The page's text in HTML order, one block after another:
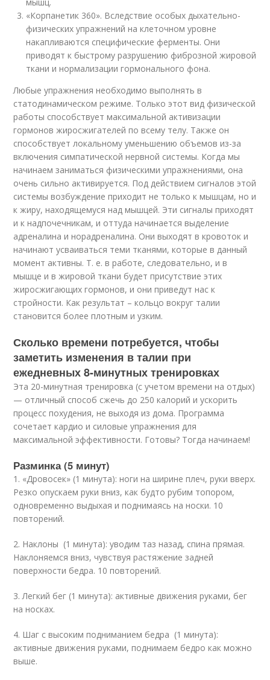
«Корпанетик 360». Вследствие особых дыхательно-
физических упражнений на клеточном уровне
накапливаются специфические ферменты. Они
приводят к быстрому разрушению фиброзной жировой
ткани и нормализации гормонального фона.
Любые упражнения необходимо выполнять в
статодинамическом режиме. Только этот вид физической
работы способствует максимальной активизации
гормонов жиросжигателей по всему телу. Также он
способствует локальному уменьшению объемов из-за
включения симпатической нервной системы. Когда мы
начинаем заниматься физическими упражнениями, она
очень сильно активируется. Под действием сигналов этой
системы возбуждение приходит не только к мышцам, но и
к жиру, находящемуся над мышцей. Эти сигналы приходят
и к надпочечникам, и оттуда начинается выделение
адреналина и норадреналина. Они выходят в кровоток и
начинают усваиваться теми тканями, которые в данный
момент активны. Т. е. в работе, следовательно, и в
мышце и в жировой ткани будет присутствие этих
жиросжигающих гормонов, и они приведут нас к
стройности. Как результат – кольцо вокруг талии
становится более плотным и узким.
Сколько времени потребуется, чтобы
заметить изменения в талии при
ежедневных 8-минутных тренировках
Эта 20-минутная тренировка (с учетом времени на отдых)
— отличный способ сжечь до 250 калорий и ускорить
процесс похудения, не выходя из дома. Программа
сочетает кардио и силовые упражнения для
максимальной эффективности. Готовы? Тогда начинаем!
Разминка (5 минут)
1. «Дровосек» (1 минута): ноги на ширине плеч, руки вверх.
Резко опускаем руки вниз, как будто рубим топором,
одновременно выдыхая и поднимаясь на носки. 10
повторений.
2. Наклоны (1 минута): уводим таз назад, спина прямая.
Наклоняемся вниз, чувствуя растяжение задней
поверхности бедра. 10 повторений.
3. Легкий бег (1 минута): активные движения руками, бег
на носках.
4. Шаг с высоким подниманием бедра (1 минута):
активные движения руками, поднимаем бедро как можно
выше.